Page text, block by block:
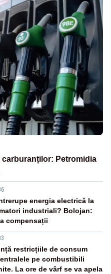
carburanților: Petromidia
energia electrică la
industriali? Bolojan:
compensații
restricțiile de consum
pe combustibili
La ore de vârf se va apela